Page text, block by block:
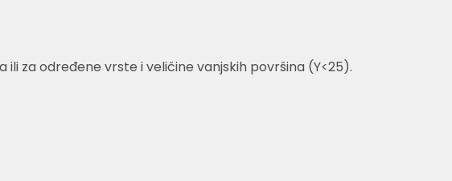
za određene vrste i veličine vanjskih površina (Y<25).